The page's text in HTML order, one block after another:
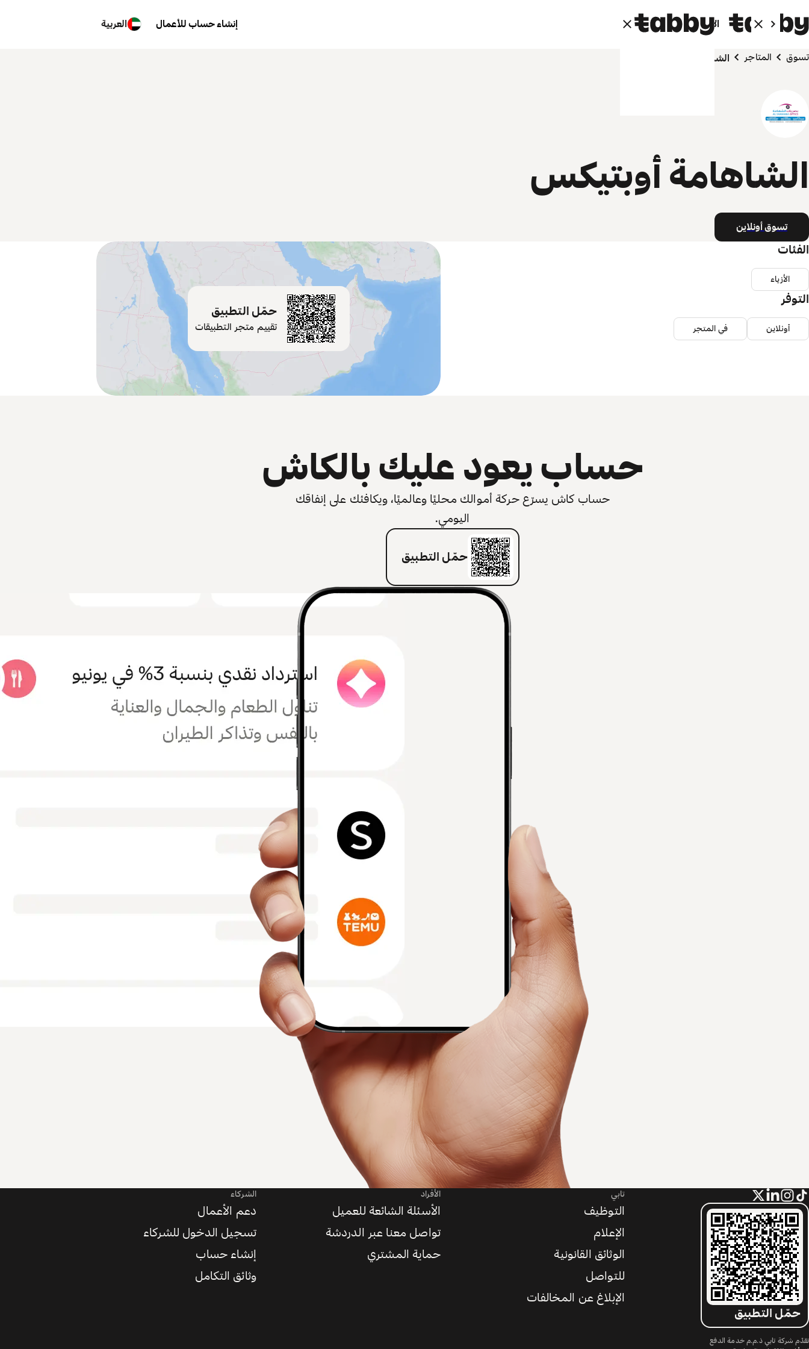
الأفراد الشركاء إنشاء حساب للأعمال العربية
تسوق المتاجر الشاهامة أوبتيكس
الشاهامة أوبتيكس
تسوق أونلاين
حمّل التطبيق
تقييم متجر التطبيقات
الفئات
الأزياء
التوفر
أونلاين في المتجر
حساب يعود عليك بالكاش
حساب كاش يسرّع حركة أموالك محليًا وعالميًا، ويكافئك على إنفاقك
اليومي.
حمّل التطبيق
حمّل التطبيق
تقدّم شركة تابي ذ.م.م خدمة الدفع
تابي
التوظيف
الإعلام
الوثائق القانونية
للتواصل
الإبلاغ عن المخالفات
الأفراد
الأسئلة الشائعة للعميل
تواصل معنا عبر الدردشة
حماية المشتري
الشركاء
دعم الأعمال
تسجيل الدخول للشركاء
إنشاء حساب
وثائق التكامل